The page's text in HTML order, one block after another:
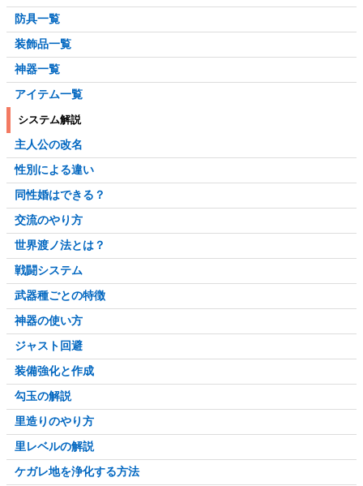
防具一覧
装飾品一覧
神器一覧
アイテム一覧
システム解説
主人公の改名
性別による違い
同性婚はできる？
交流のやり方
世界渡ノ法とは？
戦闘システム
武器種ごとの特徴
神器の使い方
ジャスト回避
装備強化と作成
勾玉の解説
里造りのやり方
里レベルの解説
ケガレ地を浄化する方法